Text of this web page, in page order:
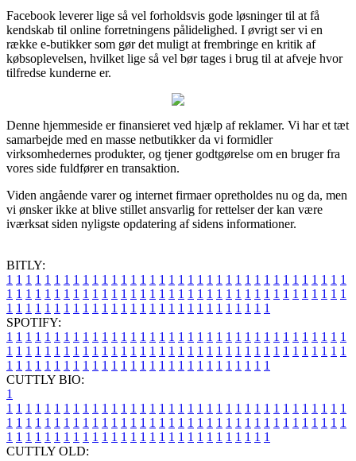
Facebook leverer lige så vel forholdsvis gode løsninger til at få
kendskab til online forretningens pålidelighed. I øvrigt ser vi en
række e-butikker som gør det muligt at frembringe en kritik af
købsoplevelsen, hvilket lige så vel bør tages i brug til at afveje hvor
tilfredse kunderne er.
Denne hjemmeside er finansieret ved hjælp af reklamer. Vi har et tæt
samarbejde med en masse netbutikker da vi formidler
virksomhedernes produkter, og tjener godtgørelse om en bruger fra
vores side fuldfører en transaktion.
Viden angående varer og internet firmaer opretholdes nu og da, men
vi ønsker ikke at blive stillet ansvarlig for rettelser der kan være
iværksat siden nyligste opdatering af sidens informationer.
BITLY:
1 1 1 1 1 1 1 1 1 1 1 1 1 1 1 1 1 1 1 1 1 1 1 1 1 1 1 1 1 1 1 1 1 1 1 1
1 1 1 1 1 1 1 1 1 1 1 1 1 1 1 1 1 1 1 1 1 1 1 1 1 1 1 1 1 1 1 1 1 1 1 1
1 1 1 1 1 1 1 1 1 1 1 1 1 1 1 1 1 1 1 1 1 1 1 1 1 1 1 1
SPOTIFY:
1 1 1 1 1 1 1 1 1 1 1 1 1 1 1 1 1 1 1 1 1 1 1 1 1 1 1 1 1 1 1 1 1 1 1 1
1 1 1 1 1 1 1 1 1 1 1 1 1 1 1 1 1 1 1 1 1 1 1 1 1 1 1 1 1 1 1 1 1 1 1 1
1 1 1 1 1 1 1 1 1 1 1 1 1 1 1 1 1 1 1 1 1 1 1 1 1 1 1 1
CUTTLY BIO:
1
1 1 1 1 1 1 1 1 1 1 1 1 1 1 1 1 1 1 1 1 1 1 1 1 1 1 1 1 1 1 1 1 1 1 1 1
1 1 1 1 1 1 1 1 1 1 1 1 1 1 1 1 1 1 1 1 1 1 1 1 1 1 1 1 1 1 1 1 1 1 1 1
1 1 1 1 1 1 1 1 1 1 1 1 1 1 1 1 1 1 1 1 1 1 1 1 1 1 1 1
CUTTLY OLD: